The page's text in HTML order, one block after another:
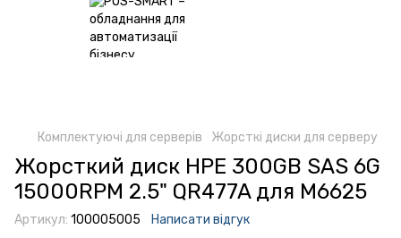
Комплектуючі для серверів Жорсткі диски для серверу
Жорсткий диск HPE 300GB SAS 6G
15000RPM 2.5" QR477A для M6625
Артикул: 100005005 Написати відгук